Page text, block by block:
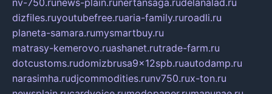
dizfiles.ruyoutubefree.ruaria-family.ruroadli.ru
planeta-samara.rumysmartbuy.ru
matrasy-kemerovo.ruashanet.rutrade-farm.ru
dotcustoms.rudomizbrusa9x12spb.ruautodamp.ru
narasimha.rudjcommodities.runv750.rux-ton.ru